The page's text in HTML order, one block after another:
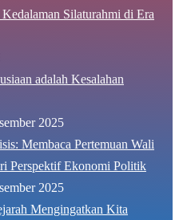
Silaturahmi di Era
adalah Kesalahan
2025
Membaca Pertemuan Wali
Perspektif Ekonomi Politik
2025
Mengingatkan Kita